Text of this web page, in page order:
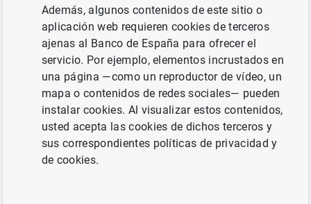
Autor: Banco de España
Documento completo
Memoria del Servicio de Reclamaciones
2003 (1MB)
Además, algunos contenidos de este sitio o
aplicación web requieren cookies de terceros
ajenas al Banco de España para ofrecer el
servicio. Por ejemplo, elementos incrustados en
una página —como un reproductor de vídeo, un
mapa o contenidos de redes sociales— pueden
instalar cookies. Al visualizar estos contenidos,
usted acepta las cookies de dichos terceros y
sus correspondientes políticas de privacidad y
de cookies.